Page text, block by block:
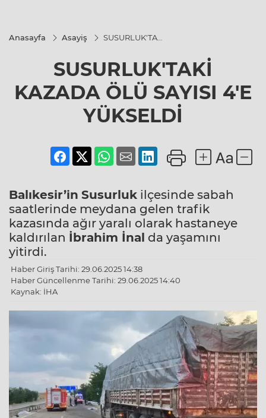
Anasayfa Asayiş
SUSURLUK'TAKİ
YÜKSELDİ
SUSURLUK'TAKİ
KAZADA ÖLÜ SAYISI 4'E
YÜKSELDİ
Balıkesir’in Susurluk ilçesinde sabah
saatlerinde meydana gelen trafik
kazasında ağır yaralı olarak hastaneye
kaldırılan İbrahim İnal da yaşamını
yitirdi.
Haber Giriş Tarihi: 29.06.2025 14:38
Haber Güncellenme Tarihi: 29.06.2025 14:40
Kaynak: İHA